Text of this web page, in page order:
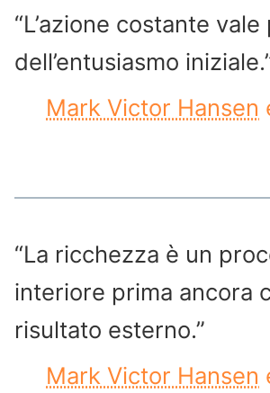
“L’azione costante vale
dell’entusiasmo
Mark Victor Hansen
“La ricchezza è un
interiore prima ancora
risultato esterno.”
Mark Victor Hansen